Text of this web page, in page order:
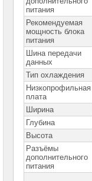
Процессоры
AMD
Модули
памяти
Жесткие
диски
SATA
Жесткие
диски
SSD
Видеокарты
INTEL
Видеокарты
питания
Рекомендуемая
мощность блока
питания
Шина передачи
данных
Тип охлаждения
Низкопрофильная
плата
Ширина
Глубина
Высота
Разъёмы
дополнительного
питания